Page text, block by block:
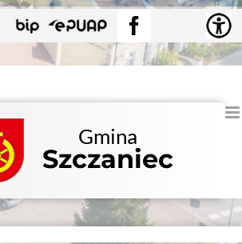
BIP EPUAPFacebook
Gmina
Szczaniec